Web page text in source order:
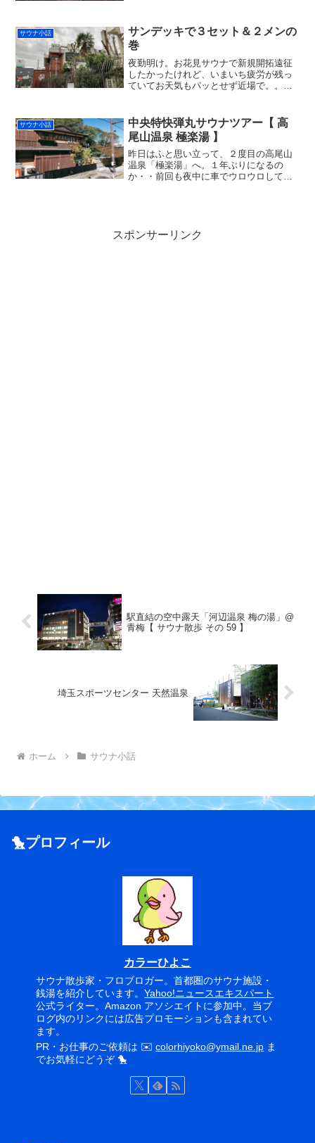
せて定期的にローテーシ...
サウナ小話
サンデッキで３セット＆２メンの
巻
夜勤明け。お花見サウナで新規開拓遠征
したかったけれど、いまいち疲労が残っ
ていてお天気もパッとせず近場で。。井
ぶり。こういう時にこの店は地味にイ
イ。70 分コースもあり、...
サウナ小話
中央特快弾丸サウナツアー【 高
尾山温泉 極楽湯 】
昨日はふと思い立って、２度目の高尾山
温泉「極楽湯」へ。１年ぶりになるの
か・・前回も夜中に車でウロウロして無
スポンサーリンク
駅直結の空中露天「河辺温泉 梅の湯」@
青梅【 サウナ散歩 その 59 】
埼玉スポーツセンター 天然温泉
ホーム サウナ小話
🐤プロフィール
カラーひよこ
サウナ散歩家・フロブロガー。首都圏のサウナ施設・
銭湯を紹介しています。Yahoo!ニュースエキスパート
公式ライター。Amazon アソシエイトに参加中。当ブ
ログ内のリンクには広告プロモーションも含まれてい
ます。
PR・お仕事のご依頼は ✉️colorhiyoko@ymail.ne.jp ま
でお気軽にどうぞ 🐤